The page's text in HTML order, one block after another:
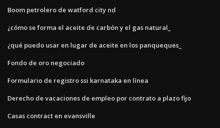
Boom petrolero de watford city nd
¿cómo se forma el aceite de carbón y el gas natural_
¿qué puedo usar en lugar de aceite en los panqueques_
Fondo de oro negociado
Formulario de registro ssi karnataka en línea
Derecho de vacaciones de empleo por contrato a plazo fijo
Casas contract en evansville